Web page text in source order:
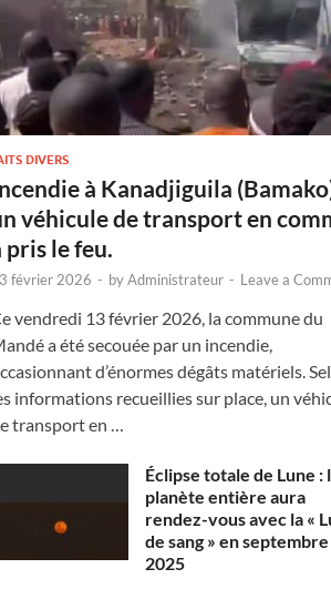
DIVERS
à Kanadjiguila
véhicule de transport en
pris le feu.
février 2026 - byAdministrateur - Leave a
vendredi 13 février 2026, la commune du
a été secouée par un incendie,
d’énormes dégâts matériels.
informations recueillies sur place, un
transport en …
Éclipse totale de Lune :
planète entière aura
rendez-vous avec la «
de sang » en septembre
2025